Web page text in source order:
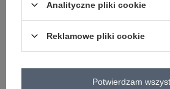
sposób prania : pranie w pralce w 30°C
Analityczne pliki cookie
Reklamowe pliki cookie
Potwierdzam